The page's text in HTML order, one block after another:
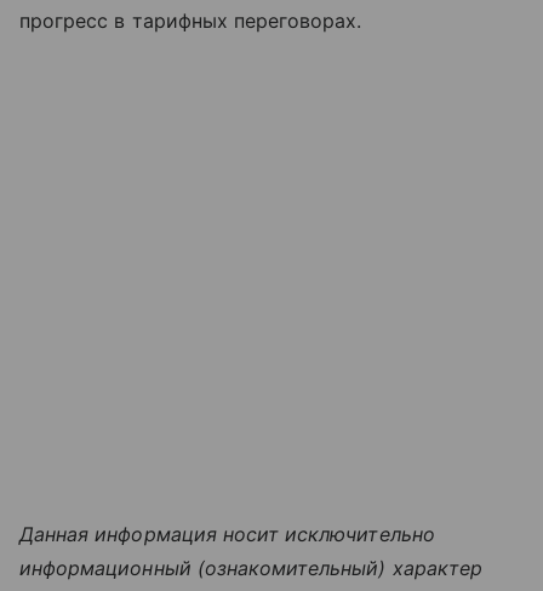
прогресс в тарифных переговорах.
Данная информация носит исключительно
информационный (ознакомительный) характер